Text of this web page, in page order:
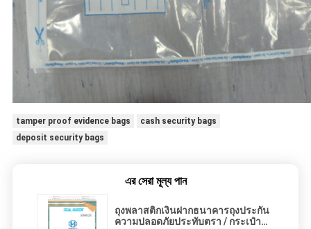
tamper proof evidence bags
cash security bags
deposit security bags
এর সেরা মূল্য পান
ถุงพลาสติกเงินฝากธนาคารถุงประกัน
ความปลอดภัยประทับตรา / กระเป๋า